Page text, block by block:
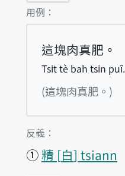
第3項釋義的
用例：
這塊肉真肥。
Tsit tè bah tsin puî.
(這塊肉真肥。)
第3項釋義的
反義：
①精 白 tsiann